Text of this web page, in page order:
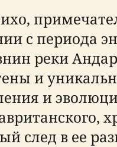
с периода
реки
и
и
след в ее